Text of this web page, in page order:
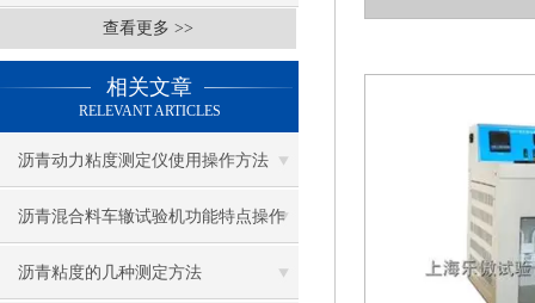
查看更多 >>
相关文章
RELEVANT ARTICLES
沥青动力粘度测定仪使用操作方法
沥青混合料车辙试验机功能特点操作
使用说明
沥青粘度的几种测定方法